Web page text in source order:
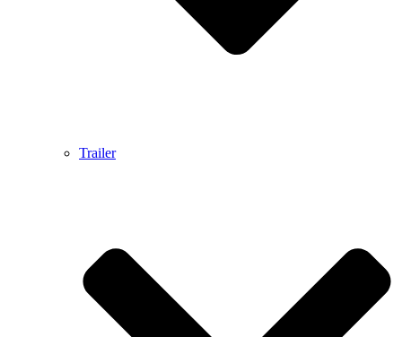
Trailer